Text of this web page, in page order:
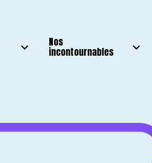
Nos
incontournables